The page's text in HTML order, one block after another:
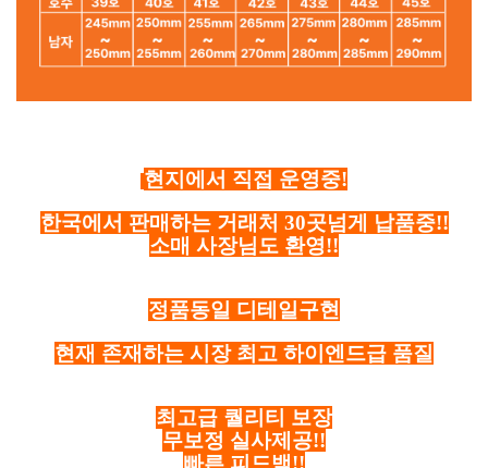
현지에서 직접 운영중!
한국에서 판매하는 거래처 30곳넘게 납품중!!
소매 사장님도 환영!!
정품동일 디테일구현
현재 존재하는 시장 최고 하이엔드급 품질
최고급 퀄리티 보장
무보정 실사제공!!